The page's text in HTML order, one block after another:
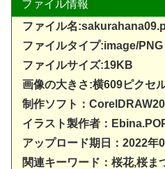
ファイル情報
ファイル名
ファイルタイプ:image/PNG
ファイルサイズ:19KB
画像の大きさ:横609ピクセ
制作ソフト： CorelDRAW20
イラスト製作者：
アップロード期日：2022年
関連キーワード：桜花,桜ま